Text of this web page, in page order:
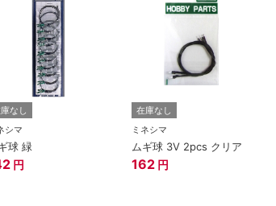
なし
シマ
球 緑
円
在庫なし
ミネシマ
ムギ球 3V 2pcs クリア
162 円